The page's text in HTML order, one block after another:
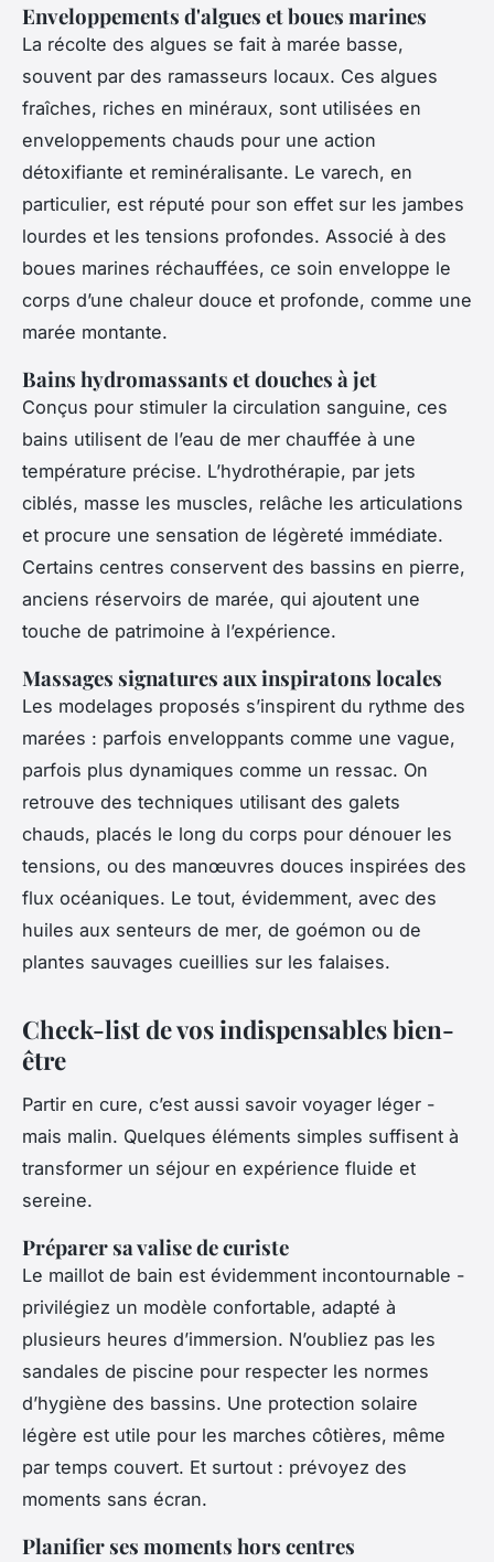
Enveloppements d'algues et boues marines
La récolte des algues se fait à marée basse,
souvent par des ramasseurs locaux. Ces algues
fraîches, riches en minéraux, sont utilisées en
enveloppements chauds pour une action
détoxifiante et reminéralisante. Le varech, en
particulier, est réputé pour son effet sur les jambes
lourdes et les tensions profondes. Associé à des
boues marines réchauffées, ce soin enveloppe le
corps d’une chaleur douce et profonde, comme une
marée montante.
Bains hydromassants et douches à jet
Conçus pour stimuler la circulation sanguine, ces
bains utilisent de l’eau de mer chauffée à une
température précise. L’hydrothérapie, par jets
ciblés, masse les muscles, relâche les articulations
et procure une sensation de légèreté immédiate.
Certains centres conservent des bassins en pierre,
anciens réservoirs de marée, qui ajoutent une
touche de patrimoine à l’expérience.
Massages signatures aux inspiratons locales
Les modelages proposés s’inspirent du rythme des
marées : parfois enveloppants comme une vague,
parfois plus dynamiques comme un ressac. On
retrouve des techniques utilisant des galets
chauds, placés le long du corps pour dénouer les
tensions, ou des manœuvres douces inspirées des
flux océaniques. Le tout, évidemment, avec des
huiles aux senteurs de mer, de goémon ou de
plantes sauvages cueillies sur les falaises.
Check-list de vos indispensables bien-
être
Partir en cure, c’est aussi savoir voyager léger -
mais malin. Quelques éléments simples suffisent à
transformer un séjour en expérience fluide et
sereine.
Préparer sa valise de curiste
Le maillot de bain est évidemment incontournable -
privilégiez un modèle confortable, adapté à
plusieurs heures d’immersion. N’oubliez pas les
sandales de piscine pour respecter les normes
d’hygiène des bassins. Une protection solaire
légère est utile pour les marches côtières, même
par temps couvert. Et surtout : prévoyez des
moments sans écran.
Planifier ses moments hors centres